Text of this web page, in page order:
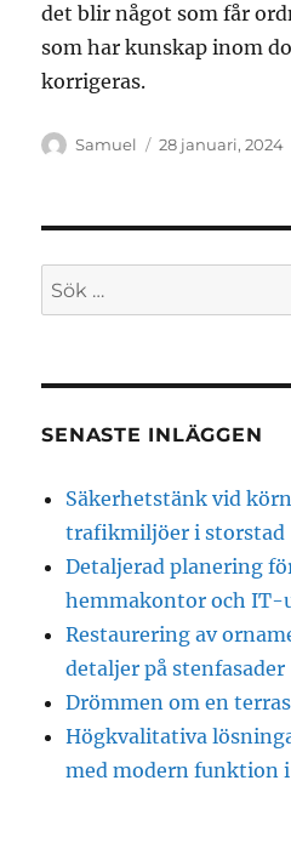
det blir något som får
som har kunskap inom
korrigeras.
Författare
Samuel
Publicerat
28 januari, 2024
Sök
efter:
SENASTE INLÄGGEN
Säkerhetstänk vid
trafikmiljöer i storstad
Detaljerad planering
hemmakontor och
Restaurering av
detaljer på stenfasader
Drömmen om en
Högkvalitativa
med modern funktion